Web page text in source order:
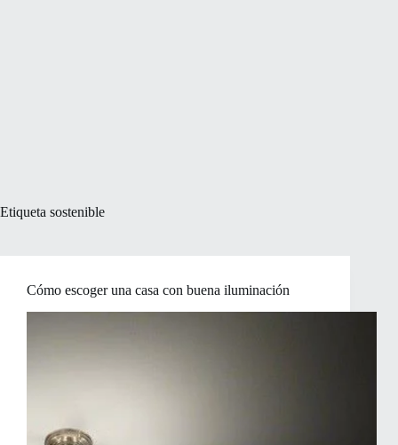
Etiqueta sostenible
Cómo escoger una casa con buena iluminación